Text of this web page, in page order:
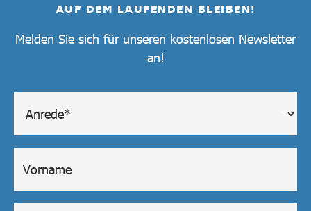
AUF DEM LAUFENDEN BLEIBEN!
Melden Sie sich für unseren kostenlosen Newsletter
an!